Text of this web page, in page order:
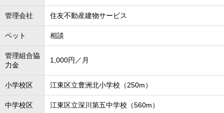
管理会社 住友不動産建物サービス
ペット 相談
管理組合協
力金
1,000円／月
小学校区 江東区立豊洲北小学校（250m）
中学校区 江東区立深川第五中学校（560m）